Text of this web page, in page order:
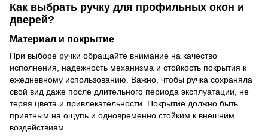
Как выбрать ручку для профильных окон и
дверей?
Материал и покрытие
При выборе ручки обращайте внимание на качество
исполнения, надежность механизма и стойкость покрытия к
ежедневному использованию. Важно, чтобы ручка сохраняла
свой вид даже после длительного периода эксплуатации, не
теряя цвета и привлекательности. Покрытие должно быть
приятным на ощупь и одновременно стойким к внешним
воздействиям.